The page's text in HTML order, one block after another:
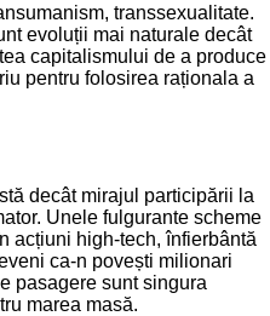
transsexualitate.
evoluții mai naturale decât
capitalismului de a produce
pentru folosirea raționala a
decât mirajul participării la
Unele fulgurante scheme
acțiuni high-tech, înfierbântă
ca-n povești milionari
pasagere sunt singura
marea masă.